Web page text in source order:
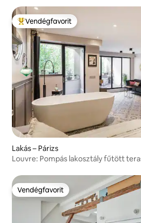
Kiemelt vendégfavorit
Vendégfavorit
Lakás – Párizs
Louvre: Pompás lakosztály fűtött
Vendégfavorit
Vendégfavorit